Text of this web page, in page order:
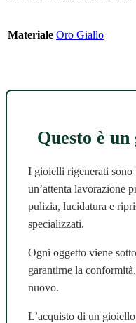
Materiale Oro Giallo
Questo è
I gioielli rigenerati sono
un’attenta lavorazione
pulizia, lucidatura e
specializzati.
Ogni oggetto viene
garantirne la
nuovo.
L’acquisto di un